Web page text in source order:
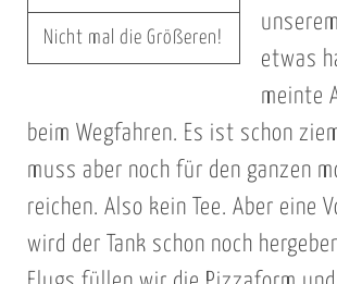
Nicht mal die Größeren!
etwas
meinte
beim Wegfahren. Es ist schon
muss aber noch für den ganzen
reichen. Also kein Tee. Aber eine
wird der Tank schon noch